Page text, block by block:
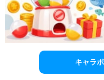
キャラ